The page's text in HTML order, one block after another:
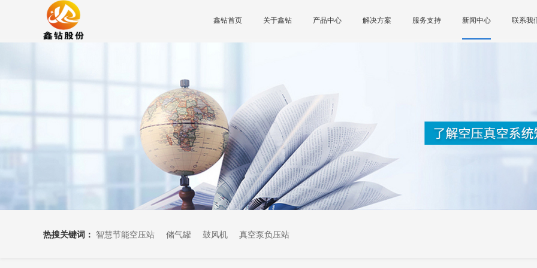
鑫钻首页 关于鑫钻 产品中心 解决方案 服务支持 新闻中心 联系我
热搜关键词： 智慧节能空压站 储气罐 鼓风机 真空泵负压站